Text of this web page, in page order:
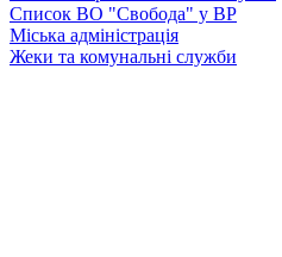
Список ВО "Свобода" у ВР
Міська адміністрація
Жеки та комунальні служби